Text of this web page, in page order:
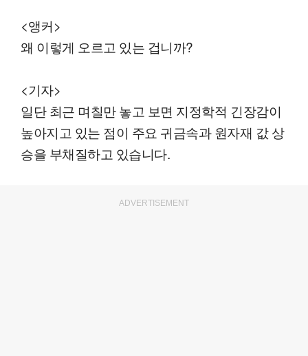
<앵커>
왜 이렇게 오르고 있는 겁니까?
<기자>
일단 최근 며칠만 놓고 보면 지정학적 긴장감이
높아지고 있는 점이 주요 귀금속과 원자재 값 상
승을 부채질하고 있습니다.
ADVERTISEMENT